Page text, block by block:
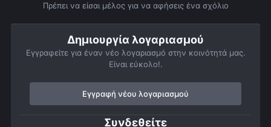
Πρέπει να είσαι μέλος για να αφήσεις ένα σχόλιο
Δημιουργία λογαριασμού
Εγγραφείτε για έναν νέο λογαριασμό στην κοινότητά μας.
Είναι εύκολο!.
Εγγραφή νέου λογαριασμού
Συνδεθείτε